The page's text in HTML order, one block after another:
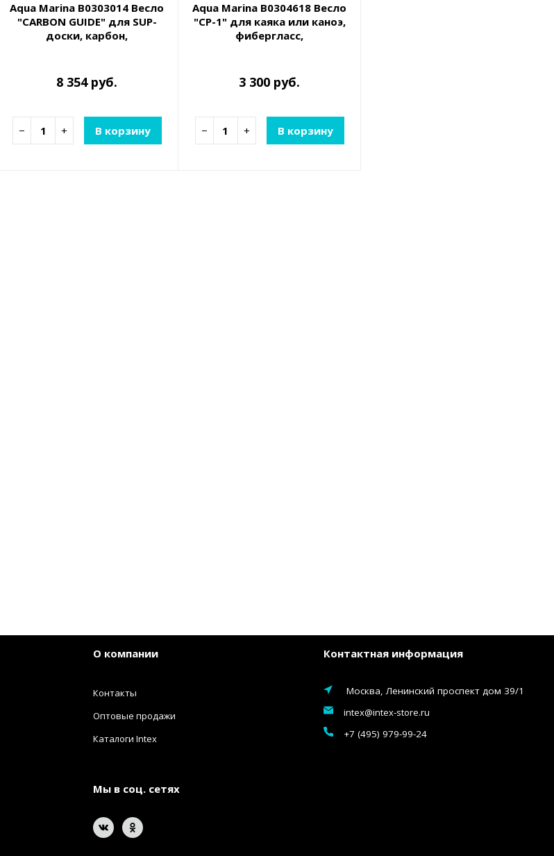
Aqua Marina B0303014 Весло
"CARBON GUIDE" для SUP-
доски, карбон,
8 354 руб.
− + В корзину
Aqua Marina B0304618 Весло
"CP-1" для каяка или каноэ,
фибергласс,
3 300 руб.
− + В корзину
О компании
Контакты
Оптовые продажи
Каталоги Intex
Мы в соц. сетях
Контактная информация
Москва, Ленинский проспект дом 39/1
intex@intex-store.ru
+7 (495) 979-99-24